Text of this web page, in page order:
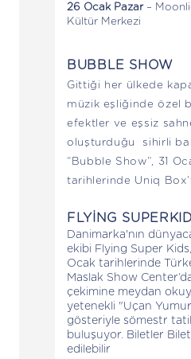
26 Ocak Pazar–
Kültür Merkezi
BUBBLE SHOW
Gittiği her ülkede
müzik eşliğinde özel
efektler ve eşsiz
oluşturduğu sihirli
“Bubble Show”, 31
tarihlerinde Uniq
FLYİNG
Danimarka'nın
ekibi Flying Super
Ocak tarihlerinde
Maslak Show
çekimine meydan
yetenekli "Uçan
gösteriyle sömestr
buluşuyor. Biletler
edilebilir